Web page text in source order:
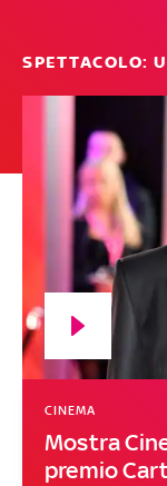
SPETTACOLO:
Mostra
premio
CINEMA